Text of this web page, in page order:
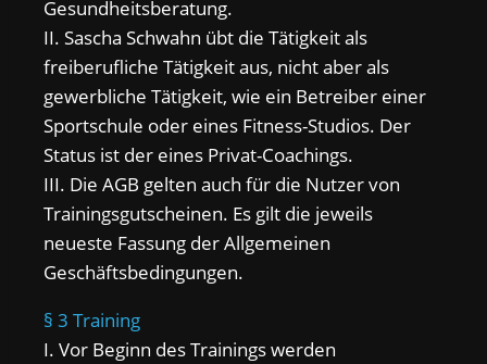
Gesundheitsberatung.
II. Sascha Schwahn übt die Tätigkeit als
freiberufliche Tätigkeit aus, nicht aber als
gewerbliche Tätigkeit, wie ein Betreiber einer
Sportschule oder eines Fitness-Studios. Der
Status ist der eines Privat-Coachings.
III. Die AGB gelten auch für die Nutzer von
Trainingsgutscheinen. Es gilt die jeweils
neueste Fassung der Allgemeinen
Geschäftsbedingungen.
§ 3 Training
I. Vor Beginn des Trainings werden